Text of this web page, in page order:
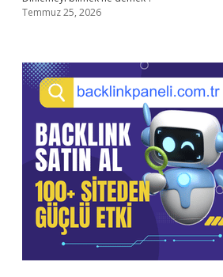
Temmuz 25, 2026